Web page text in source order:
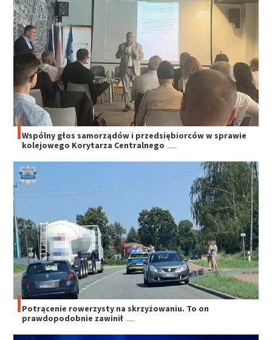
Wspólny głos samorządów i przedsiębiorców w sprawie
kolejowego Korytarza Centralnego
Potrącenie rowerzysty na skrzyżowaniu. To on
prawdopodobnie zawinił